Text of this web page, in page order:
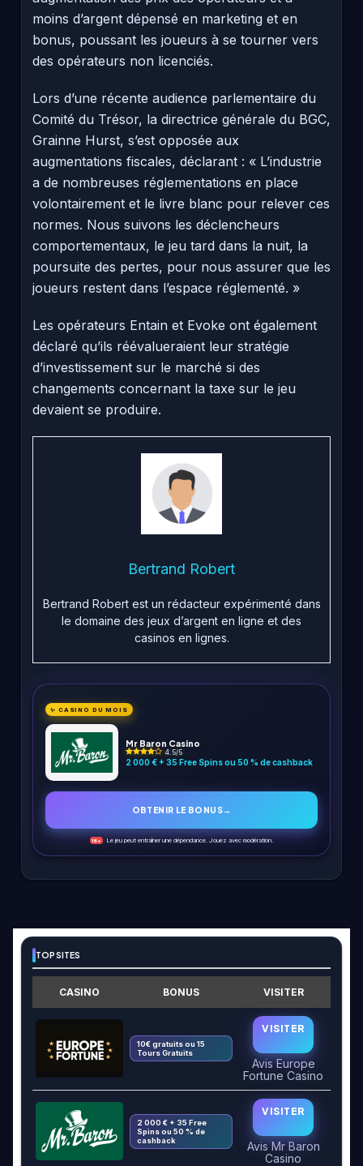
moins d’argent dépensé en marketing et en
bonus, poussant les joueurs à se tourner vers
des opérateurs non licenciés.
Lors d’une récente audience parlementaire du
Comité du Trésor, la directrice générale du BGC,
Grainne Hurst, s’est opposée aux
augmentations fiscales, déclarant : « L’industrie
a de nombreuses réglementations en place
volontairement et le livre blanc pour relever ces
normes. Nous suivons les déclencheurs
comportementaux, le jeu tard dans la nuit, la
poursuite des pertes, pour nous assurer que les
joueurs restent dans l’espace réglementé. »
Les opérateurs Entain et Evoke ont également
déclaré qu’ils réévalueraient leur stratégie
d’investissement sur le marché si des
changements concernant la taxe sur le jeu
devaient se produire.
Bertrand Robert
Bertrand Robert est un rédacteur expérimenté dans
le domaine des jeux d’argent en ligne et des
casinos en lignes.
✨ CASINO DU MOIS
Mr Baron Casino
4.5/5
2 000 € + 35 Free Spins ou 50 % de cashback
OBTENIR LE BONUS→
18+ Le jeu peut entraîner une dépendance. Jouez avec modération.
TOP SITES
CASINO BONUS VISITER
10€ gratuits ou 15
Tours Gratuits
VISITER
Avis Europe
Fortune Casino
2 000 € + 35 Free
Spins ou 50 % de
cashback
VISITER
Avis Mr Baron
Casino